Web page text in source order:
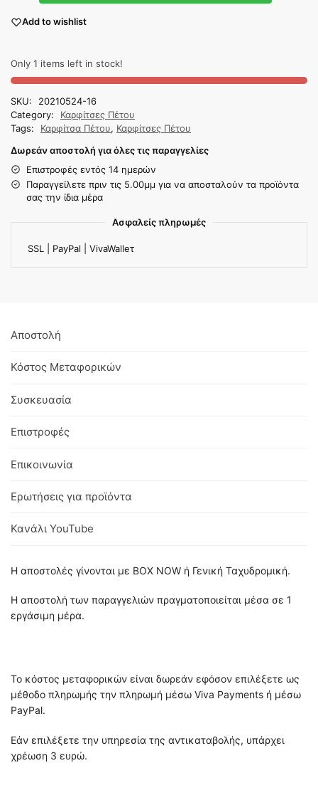
Add to wishlist
Only 1 items left in stock!
SKU:
20210524-16
Category:
Καρφίτσες Πέτου
Tags:
Καρφίτσα Πέτου, Καρφίτσες Πέτου
Δωρεάν αποστολή για όλες τις παραγγελίες
Επιστροφές εντός 14 ημερών
Παραγγείλετε πριν τις 5.00μμ για να αποσταλούν τα προϊόντα
σας την ίδια μέρα
Ασφαλείς πληρωμές
SSL | PayPal | VivaWalleτ
Αποστολή
Κόστος Μεταφορικών
Συσκευασία
Επιστροφές
Επικοινωνία
Ερωτήσεις για προϊόντα
Κανάλι YouTube
Η αποστολές γίνονται με BOX NOW ή Γενική Ταχυδρομική.
Η αποστολή των παραγγελιών πραγματοποιείται μέσα σε 1
εργάσιμη μέρα.
Το κόστος μεταφορικών είναι δωρεάν εφόσον επιλέξετε ως
μέθοδο πληρωμής την πληρωμή μέσω Viva Payments ή μέσω
PayPal.
Εάν επιλέξετε την υπηρεσία της αντικαταβολής, υπάρχει
χρέωση 3 ευρώ.